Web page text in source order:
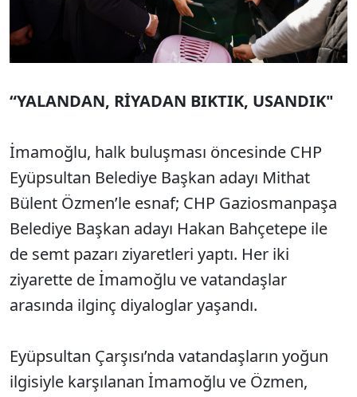
“YALANDAN, RİYADAN BIKTIK, USANDIK"
İmamoğlu, halk buluşması öncesinde CHP
Eyüpsultan Belediye Başkan adayı Mithat
Bülent Özmen’le esnaf; CHP Gaziosmanpaşa
Belediye Başkan adayı Hakan Bahçetepe ile
de semt pazarı ziyaretleri yaptı. Her iki
ziyarette de İmamoğlu ve vatandaşlar
arasında ilginç diyaloglar yaşandı.
Eyüpsultan Çarşısı’nda vatandaşların yoğun
ilgisiyle karşılanan İmamoğlu ve Özmen,